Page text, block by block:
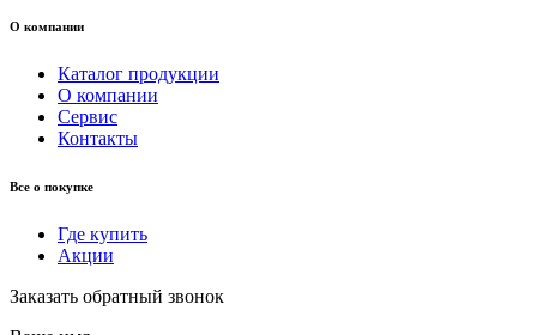
О компании
Каталог продукции
О компании
Сервис
Контакты
Все о покупке
Где купить
Акции
Заказать обратный звонок